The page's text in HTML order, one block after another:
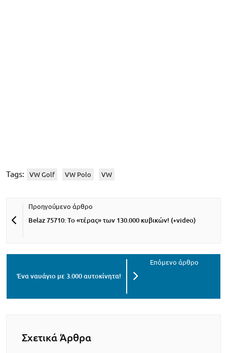
Tags: VW Golf VW Polo VW
Belaz 75710: To «τέρας» των 130.000 κυβικών! (+video)
Ένα ναυάγιο με 3.000 αυτοκίνητα!
Σχετικά Άρθρα